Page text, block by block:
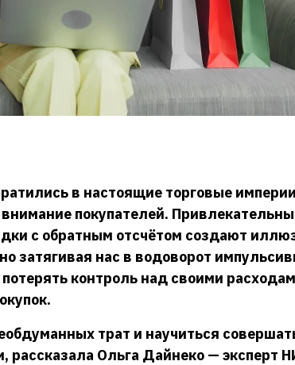
в настоящие торговые
покупателей.
с обратным отсчётом создают
затягивая нас в водоворот
контроль над своими
трат и научиться
рассказала Ольга Дайнеко — эксперт